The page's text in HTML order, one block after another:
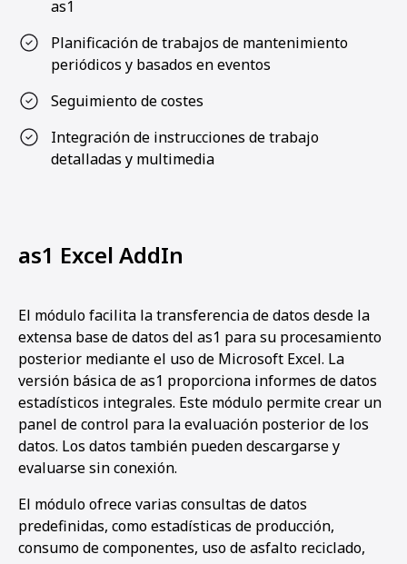
as1
Planificación de trabajos de mantenimiento
periódicos y basados en eventos
Seguimiento de costes
Integración de instrucciones de trabajo
detalladas y multimedia
as1 Excel AddIn
El módulo facilita la transferencia de datos desde la
extensa base de datos del as1 para su procesamiento
posterior mediante el uso de Microsoft Excel. La
versión básica de as1 proporciona informes de datos
estadísticos integrales. Este módulo permite crear un
panel de control para la evaluación posterior de los
datos. Los datos también pueden descargarse y
evaluarse sin conexión.
El módulo ofrece varias consultas de datos
predefinidas, como estadísticas de producción,
consumo de componentes, uso de asfalto reciclado,